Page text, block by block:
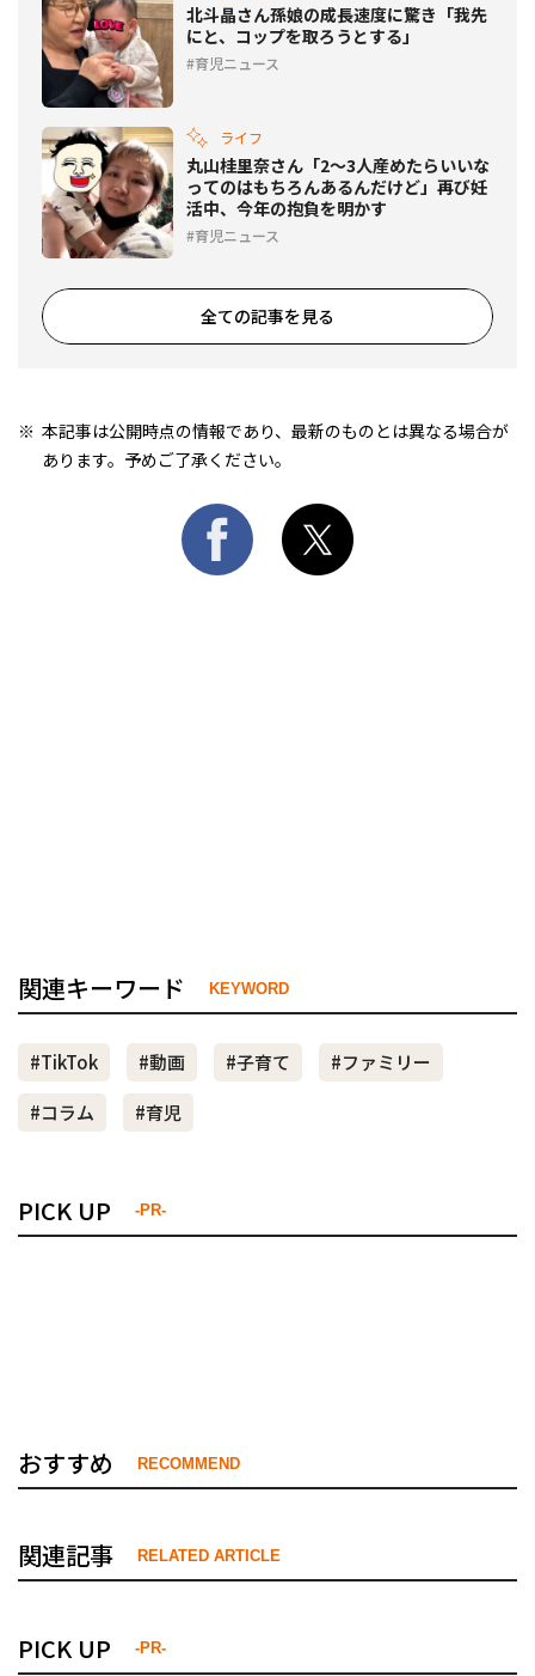
北斗晶さん孫娘の成長速度に驚き「我先
にと、コップを取ろうとする」
育児ニュース
ライフ
丸山桂里奈さん「2～3人産めたらいいな
ってのはもちろんあるんだけど」再び妊
活中、今年の抱負を明かす
育児ニュース
全ての記事を見る
本記事は公開時点の情報であり、最新のものとは異なる場合が
あります。予めご了承ください。
関連キーワード KEYWORD
#TikTok #動画 #子育て
#ファミリー
#コラム
#育児
PICK UP -PR-
おすすめ RECOMMEND
関連記事 RELATED ARTICLE
PICK UP -PR-